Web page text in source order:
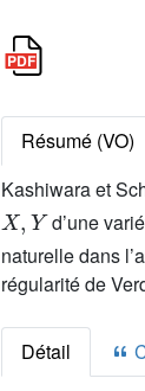
Résumé (VO)
Kashiwara et
X,Y
d’une
naturelle dans
régularité de
Détail